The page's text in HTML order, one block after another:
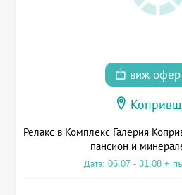
виж
Релакс в Комплекс Галерия
пансион и
Дата: 06.07 - 31.08 +